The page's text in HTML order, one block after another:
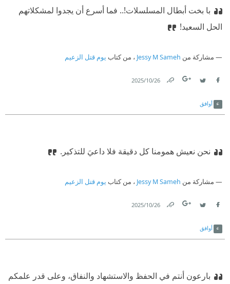
با بخت أبطال المسلسلات!.. فما أسرع أن يجدوا لمشكلاتهم
الحل السعيد!
مشاركة من Jessy M Sameh ، من كتاب يوم قتل الزعيم
26‏/10‏/2025
أوافق
نحن نعيش همومنا كل دقيقة فلا داعيَ للتذكير.
مشاركة من Jessy M Sameh ، من كتاب يوم قتل الزعيم
26‏/10‏/2025
أوافق
بارعون أنتم في الحفظ والاستشهاد والنفاق، وعلى قدر علمكم